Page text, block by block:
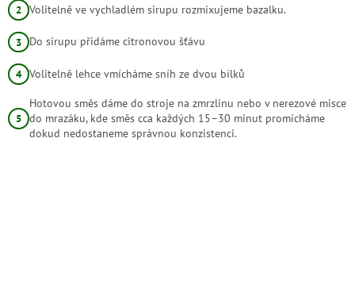
Volitelně ve vychladlém sirupu rozmixujeme bazalku.
Do sirupu přidáme citronovou šťávu
Volitelně lehce vmícháme sníh ze dvou bílků
Hotovou směs dáme do stroje na zmrzlinu nebo v nerezové misce
do mrazáku, kde směs cca každých 15–30 minut promícháme
dokud nedostaneme správnou konzistenci.